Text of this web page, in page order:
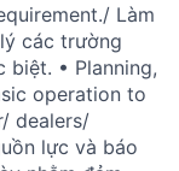
Làm
các trường
biệt. • Planning,
operation to
dealers/
lực và báo